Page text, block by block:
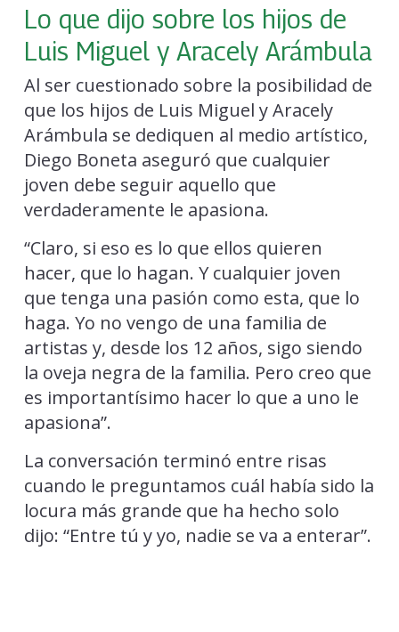
Lo que dijo sobre los hijos de
Luis Miguel y Aracely Arámbula
Al ser cuestionado sobre la posibilidad de
que los hijos de Luis Miguel y Aracely
Arámbula se dediquen al medio artístico,
Diego Boneta aseguró que cualquier
joven debe seguir aquello que
verdaderamente le apasiona.
“Claro, si eso es lo que ellos quieren
hacer, que lo hagan. Y cualquier joven
que tenga una pasión como esta, que lo
haga. Yo no vengo de una familia de
artistas y, desde los 12 años, sigo siendo
la oveja negra de la familia. Pero creo que
es importantísimo hacer lo que a uno le
apasiona”.
La conversación terminó entre risas
cuando le preguntamos cuál había sido la
locura más grande que ha hecho solo
dijo: “Entre tú y yo, nadie se va a enterar”.